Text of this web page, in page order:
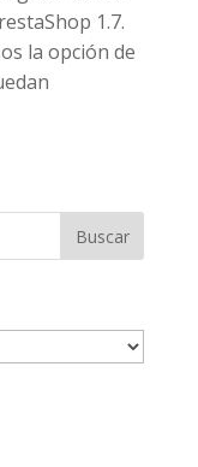
1.7.
la opción de